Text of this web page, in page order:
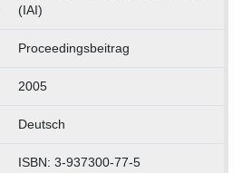
(IAI)
Proceedingsbeitrag
2005
Deutsch
ISBN: 3-937300-77-5